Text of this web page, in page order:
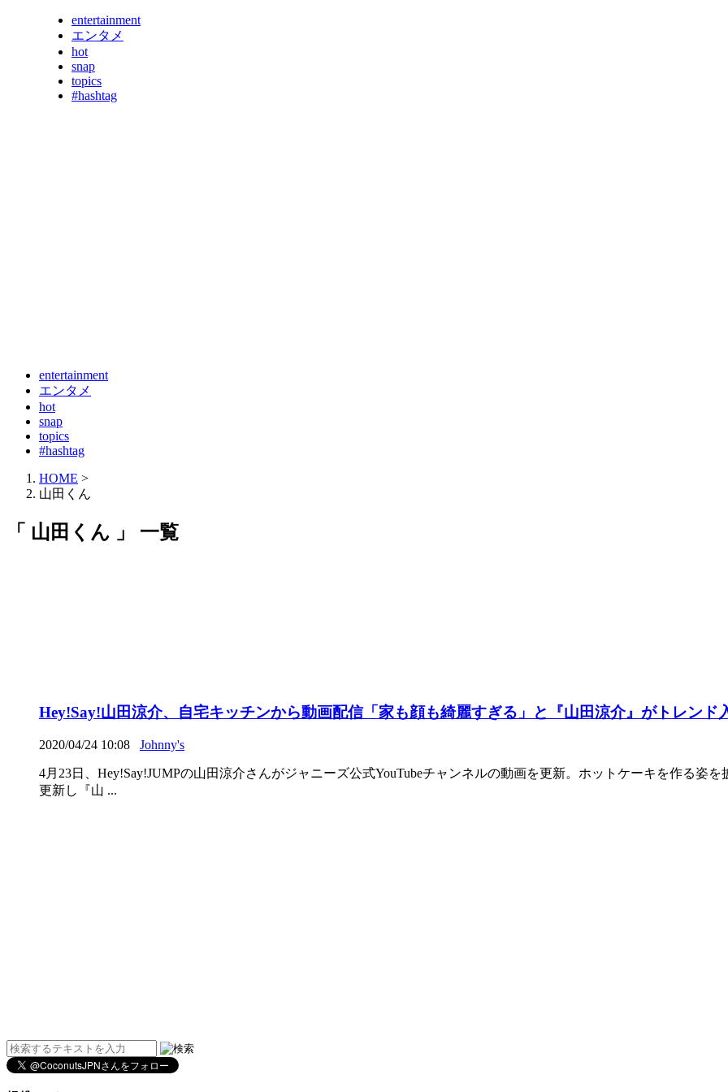
entertainment
エンタメ
hot
snap
topics
#hashtag
entertainment
エンタメ
hot
snap
topics
#hashtag
HOME >
山田くん
「 山田くん 」 一覧
Hey!Say!山田涼介、自宅キッチンから動画配信「家も顔も綺麗すぎる」と『山田涼介』がトレンド
2020/04/24 10:08 Johnny's
4月23日、Hey!Say!JUMPの山田涼介さんがジャニーズ公式YouTubeチャンネルの動画を更新。ホットケーキを作る姿
更新し『山 ...